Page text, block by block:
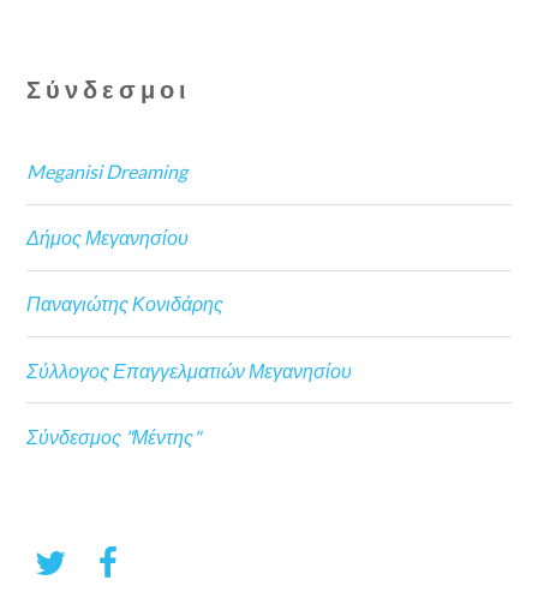
Σύνδεσμοι
Meganisi Dreaming
Δήμος Μεγανησίου
Παναγιώτης Κονιδάρης
Σύλλογος Επαγγελματιών Μεγανησίου
Σύνδεσμος "Μέντης"